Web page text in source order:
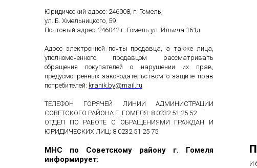
Юридический адрес: 246008, г. Гомель,
ул. Б. Хмельницкого, 59
Почтовый адрес: 246042 г. Гомель ул. Ильича 161д
Адрес электронной почты продавца, а также лица,
уполномоченного продавцом рассматривать
обращения покупателей о нарушении их прав,
предусмотренных законодательством о защите прав
потребителей: kranik.by@mail .ru
ТЕЛЕФОН ГОРЯЧЕЙ ЛИНИИ АДМИНИСТРАЦИИ
СОВЕТСКОГО РАЙОНА Г. ГОМЕЛЯ: 8 0232 51 25 52
ОТДЕЛ ПО РАБОТЕ С ОБРАЩЕНИЯМИ ГРАЖДАН И
ЮРИДИЧЕСКИХ ЛИЦ: 8 0232 51 25 75
МНС по Советскому району г. Гомеля
информирует:
И